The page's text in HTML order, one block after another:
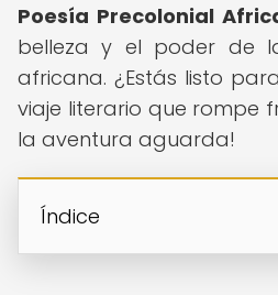
Poesía Precolonial
belleza y el poder de
africana. ¿Estás listo
viaje literario que rompe
la aventura aguarda!
Índice